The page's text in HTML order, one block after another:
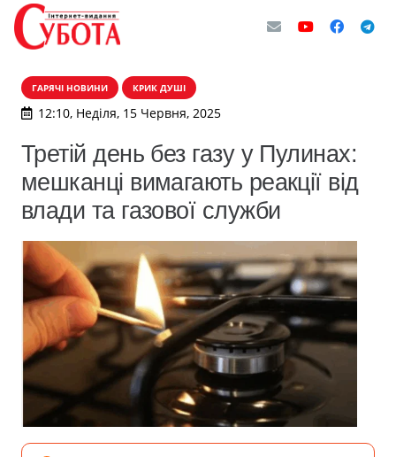
ГАРЯЧІ НОВИНИ КРИК ДУШІ
12:10, Неділя, 15 Червня, 2025
Третій день без газу у Пулинах:
мешканці вимагають реакції від
влади та газової служби